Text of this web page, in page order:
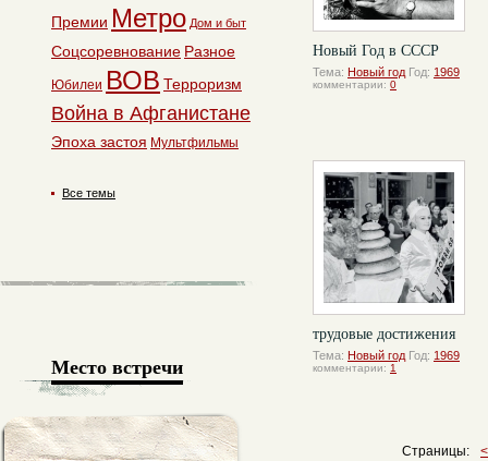
Новый Год в СССР
Тема: Новый год Год: 1969
комментарии: 0
трудовые достижения
Тема: Новый год Год: 1969
комментарии: 1
Страницы:
Премии Метро Дом и быт
Соцсоревнование Разное
Юбилеи ВОВ Терроризм
Война в Афганистане
Эпоха застоя Мультфильмы
Все темы
Место встречи